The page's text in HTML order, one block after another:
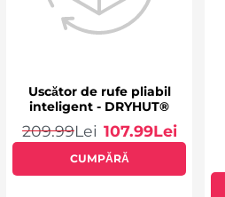
Uscător de rufe pliabil
inteligent - DRYHUT®
209.99Lei 107.99Lei
CUMPĂRĂ